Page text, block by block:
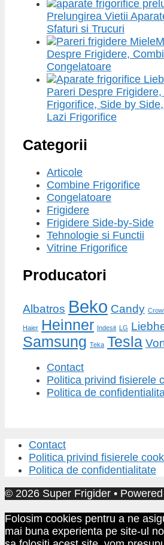
Prelungirea Vietii
Sfaturi si Trucuri
Despre Frigidere,
Congelatoare
Pareri Despre
Frigorifice, Side by
Lazi Frigorifice
Categorii
Articole
Combine Frigorifice
Congelatoare
Frigidere
Frigidere Side-by-Side
Tehnologie si Functii
Vitrine Frigorifice
Producatori
Albatros Beko Candy
Haier Heinner Indesit LG
Samsung Teka Tesla
Contact
Politica privind fisierele
Politica de
Contact
Politica privind fisierele
Politica de confidentialitate
© 2026 Super Frigider •
Folosim cookies pentru a ne
mai buna experienta pe site-ul